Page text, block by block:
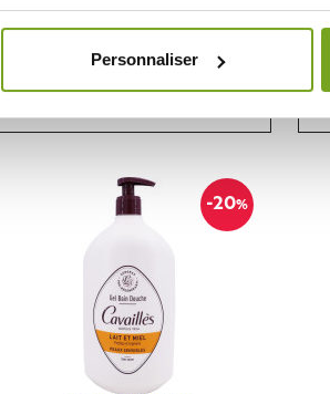
Personnaliser
ROGE CAVAILLES
ROGE CAVAILLES GEL BAIN DOUCHE LAIT
DE FIGUE 1L
7,92 €
AÑADIR A LA CESTA
-20%